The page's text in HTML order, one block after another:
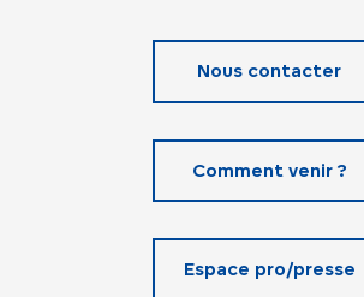
Nous contacter
Comment venir ?
Espace pro/presse